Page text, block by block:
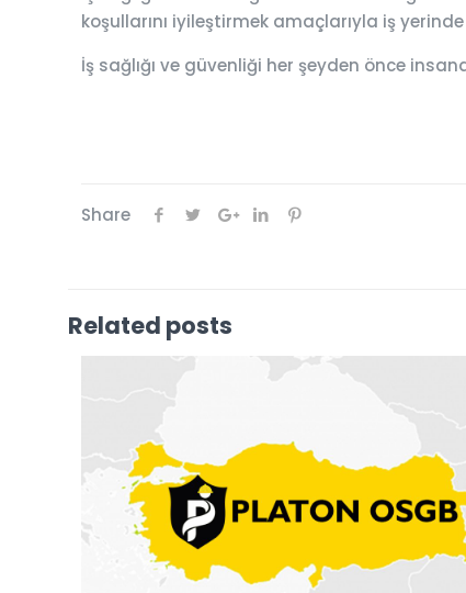
koşullarını iyileştirmek amaçlarıyla iş
İş sağlığı ve güvenliği her şeyden önce
Share
Related posts